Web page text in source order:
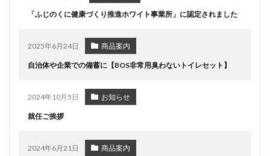
「ふじのくに健康づくり推進ホワイト事業所」に認定されました
2025年6月24日 商品案内
自治体や企業での備蓄に【BOS非常用臭わないトイレセット】
2024年10月5日 お知らせ
就任ご挨拶
2024年6月21日 商品案内